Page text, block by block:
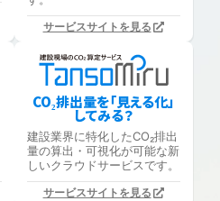
サービスサイトを見る
CO₂排出量を「見える化」
してみる？
建設業界に特化したCO₂排出
量の算出・可視化が可能な新
しいクラウドサービスです。
サービスサイトを見る